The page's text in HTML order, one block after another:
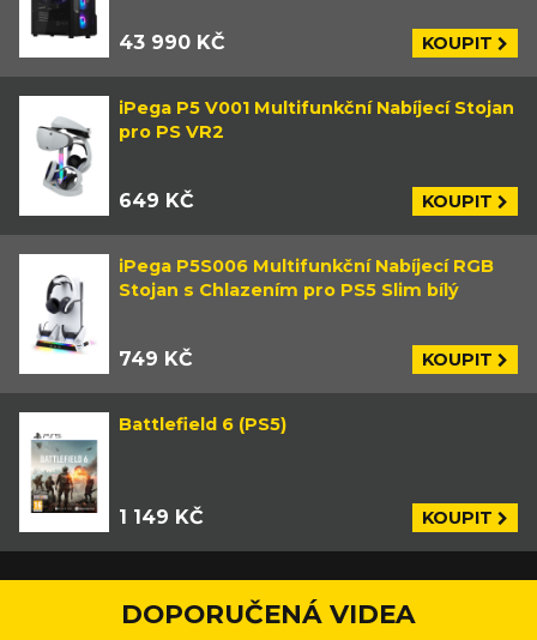
43 990 KČ KOUPIT
iPega P5 V001 Multifunkční Nabíjecí Stojan
pro PS VR2
649 KČ KOUPIT
iPega P5S006 Multifunkční Nabíjecí RGB
Stojan s Chlazením pro PS5 Slim bílý
749 KČ KOUPIT
Battlefield 6 (PS5)
1 149 KČ KOUPIT
DOPORUČENÁ VIDEA